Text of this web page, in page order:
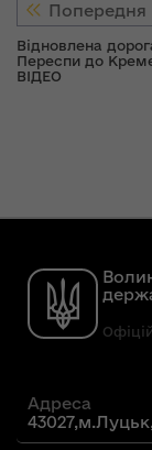
Попередня
Відновлена
Переспи до
ВІДЕО
Адреса